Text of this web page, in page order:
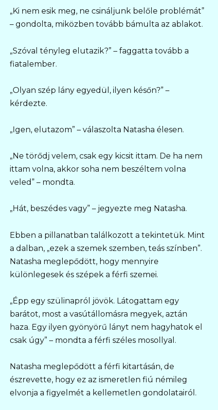
„Ki nem esik meg, ne csináljunk belőle problémát”
– gondolta, miközben tovább bámulta az ablakot.
„Szóval tényleg elutazik?” – faggatta tovább a
fiatalember.
„Olyan szép lány egyedül, ilyen későn?” –
kérdezte.
„Igen, elutazom” – válaszolta Natasha élesen.
„Ne törődj velem, csak egy kicsit ittam. De ha nem
ittam volna, akkor soha nem beszéltem volna
veled” – mondta.
„Hát, beszédes vagy” – jegyezte meg Natasha.
Ebben a pillanatban találkozott a tekintetük. Mint
a dalban, „ezek a szemek szemben, teás színben”.
Natasha meglepődött, hogy mennyire
különlegesek és szépek a férfi szemei.
„Épp egy szülinapról jövök. Látogattam egy
barátot, most a vasútállomásra megyek, aztán
haza. Egy ilyen gyönyörű lányt nem hagyhatok el
csak úgy” – mondta a férfi széles mosollyal.
Natasha meglepődött a férfi kitartásán, de
észrevette, hogy ez az ismeretlen fiú némileg
elvonja a figyelmét a kellemetlen gondolatairól.